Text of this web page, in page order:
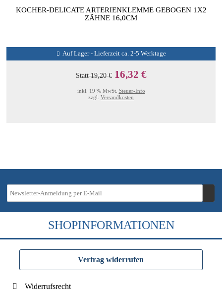
KOCHER-DELICATE ARTERIENKLEMME GEBOGEN 1X2
ZÄHNE 16,0CM
Auf Lager - Lieferzeit ca. 2-5 Werktage
Statt19,20 € 16,32 €
inkl. 19 % MwSt. Steuer-Info
zzgl. Versandkosten
SHOPINFORMATIONEN
Vertrag widerrufen
Widerrufsrecht